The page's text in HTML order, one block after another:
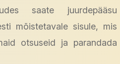
saate juurdepääsu
mõistetavale sisule, mis
otsuseid ja parandada